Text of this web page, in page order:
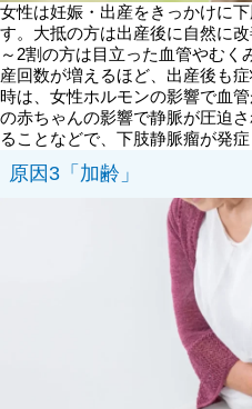
女性は妊娠・出産をきっかけに
す。大抵の方は出産後に自然に
～2割の方は目立った血管やむく
産回数が増えるほど、出産後も
時は、女性ホルモンの影響で血
の赤ちゃんの影響で静脈が圧迫
ることなどで、下肢静脈瘤が発症
原因3「加齢」